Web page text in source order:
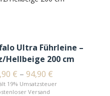
Ultra Führleine –
Hellbeige 200 cm
€ – 94,90 €
19% Umsatzsteuer
Versand